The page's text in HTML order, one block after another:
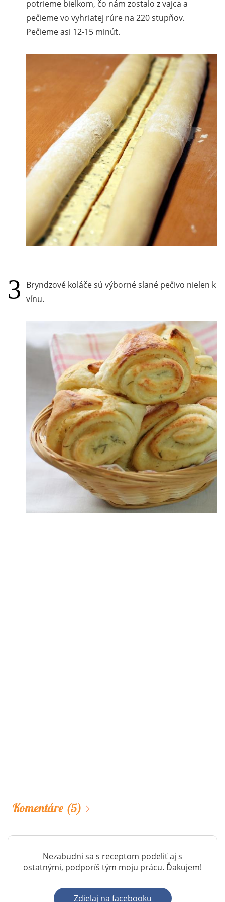
potrieme bielkom, čo nám zostalo z vajca a
pečieme vo vyhriatej rúre na 220 stupňov.
Pečieme asi 12-15 minút.
Bryndzové koláče sú výborné slané pečivo nielen k
vínu.
Komentáre (5)
Nezabudni sa s receptom podeliť aj s
ostatnými, podporíš tým moju prácu. Ďakujem!
Zdielaj na facebooku